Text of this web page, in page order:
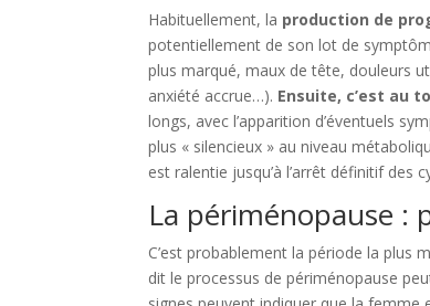
Habituellement, la production de
potentiellement de son lot de
plus marqué, maux de tête, douleurs
anxiété accrue…). Ensuite, c’est au
longs, avec l’apparition d’éventuels
plus « silencieux » au niveau
est ralentie jusqu’à l’arrêt définitif
La périménopause :
C’est probablement la période la plus
dit le processus de périménopause